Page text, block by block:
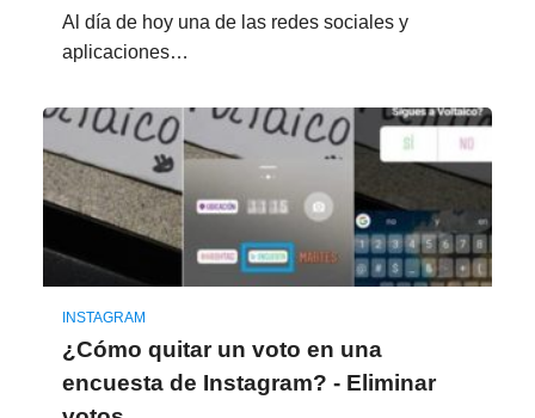
Al día de hoy una de las redes sociales y
aplicaciones…
INSTAGRAM
¿Cómo quitar un voto en una
encuesta de Instagram? - Eliminar